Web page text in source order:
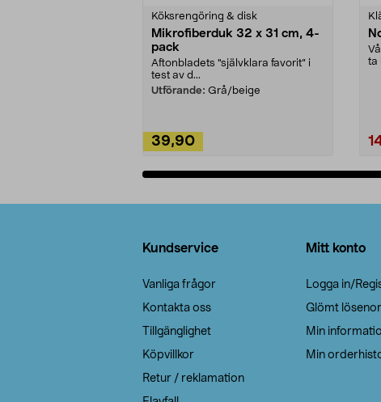
Köksrengöring & disk
Mikrofiberduk 32 x 31 cm, 4-
pack
Aftonbladets "självklara favorit” i
test av d...
Utförande: Grå/beige
39,90
ta
Kundservice
Vanliga frågor
Kontakta oss
Tillgänglighet
Köpvillkor
Retur / reklamation
Mitt konto
Logga in/
Glömt
Min
Min